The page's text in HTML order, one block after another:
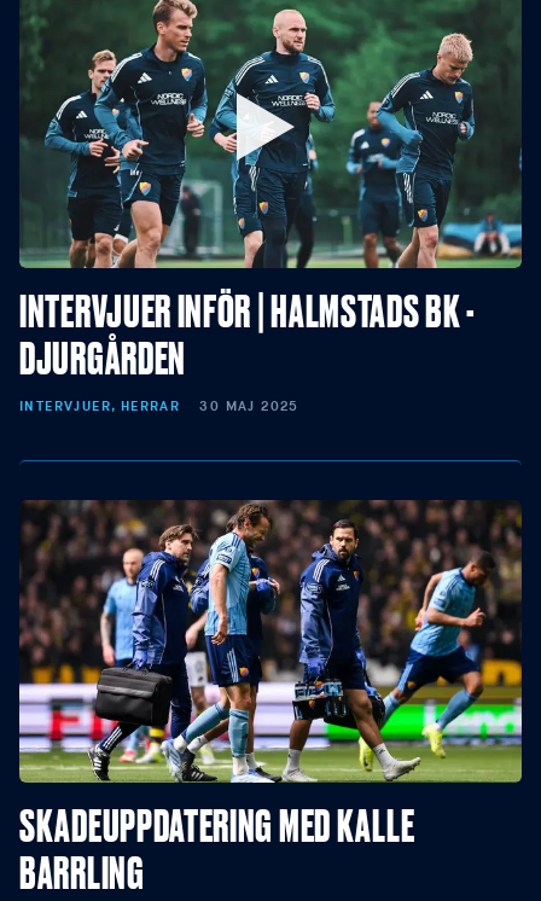
INTERVJUER INFÖR | HALMSTADS BK -
DJURGÅRDEN
INTERVJUER, HERRAR 30 MAJ 2025
SKADEUPPDATERING MED KALLE
BARRLING